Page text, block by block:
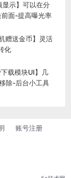
示】可以在分
面-提高曝光率
赠送金币】灵活
化
载模块UI】几
除-后台小工具
账号注册